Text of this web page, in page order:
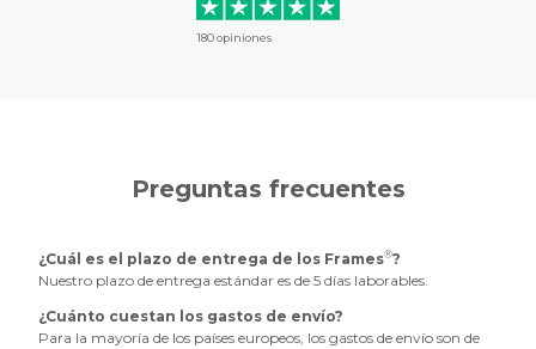
180opiniones
Preguntas frecuentes
¿Cuál es el plazo de entrega de los Frames®?
Nuestro plazo de entrega estándar es de 5 días laborables.
¿Cuánto cuestan los gastos de envío?
Para la mayoría de los países europeos, los gastos de envío son de